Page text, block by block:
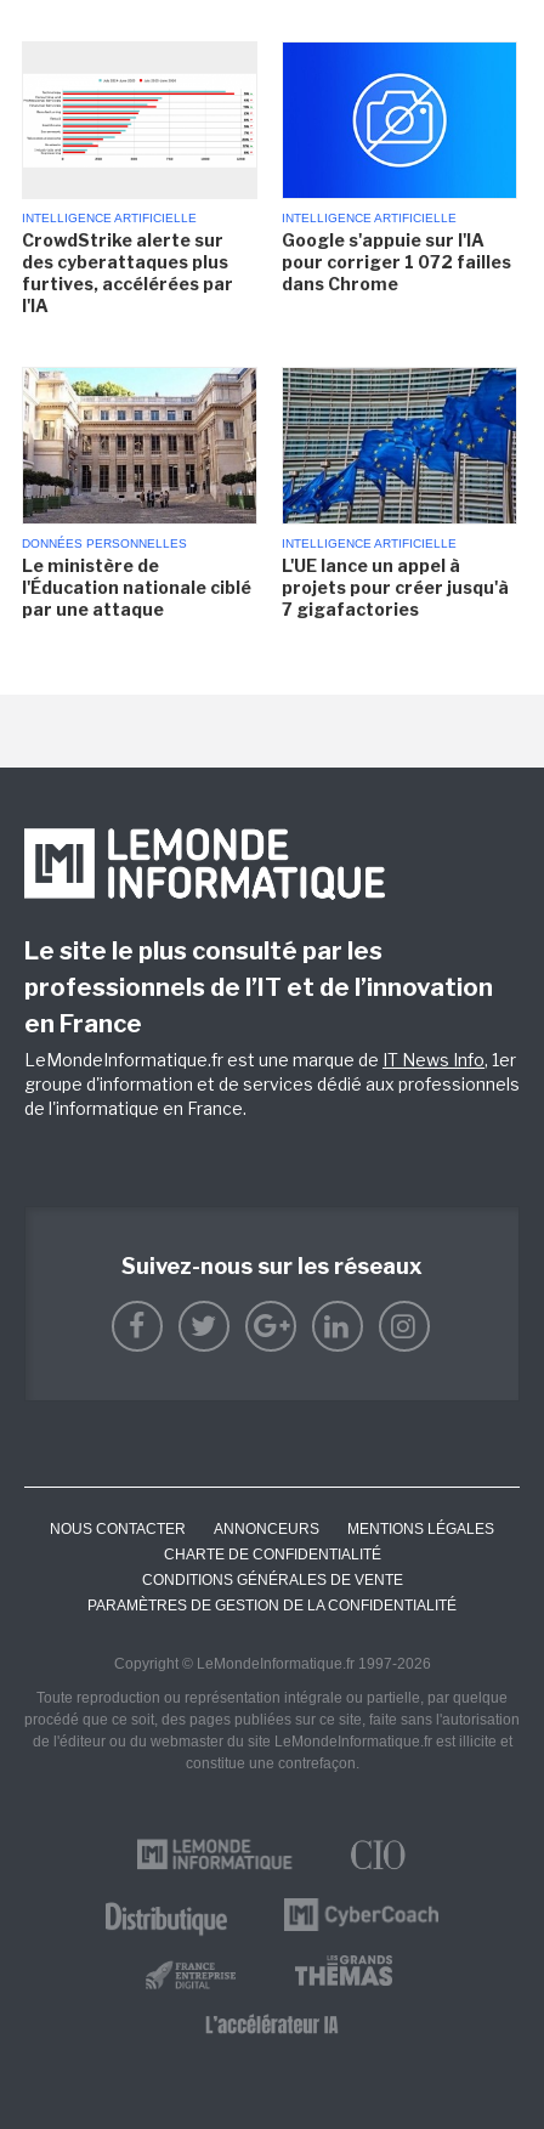
INTELLIGENCE ARTIFICIELLE
CrowdStrike alerte sur
des cyberattaques plus
furtives, accélérées par
l'IA
INTELLIGENCE ARTIFICIELLE
Google s'appuie sur l'IA
pour corriger 1 072 failles
dans Chrome
DONNÉES PERSONNELLES
Le ministère de
l'Éducation nationale ciblé
par une attaque
INTELLIGENCE ARTIFICIELLE
L'UE lance un appel à
projets pour créer jusqu'à
7 gigafactories
Le site le plus consulté par les
professionnels de l’IT et de l’innovation
en France
LeMondeInformatique.fr est une marque de IT News Info, 1er
groupe d'information et de services dédié aux professionnels
de l'informatique en France.
Suivez-nous sur les réseaux
NOUS CONTACTER ANNONCEURS
MENTIONS LÉGALES
CHARTE DE CONFIDENTIALITÉ
CONDITIONS GÉNÉRALES DE VENTE
PARAMÈTRES DE GESTION DE LA CONFIDENTIALITÉ
Copyright © LeMondeInformatique.fr 1997-2026
Toute reproduction ou représentation intégrale ou partielle, par quelque
procédé que ce soit, des pages publiées sur ce site, faite sans l'autorisation
de l'éditeur ou du webmaster du site LeMondeInformatique.fr est illicite et
constitue une contrefaçon.